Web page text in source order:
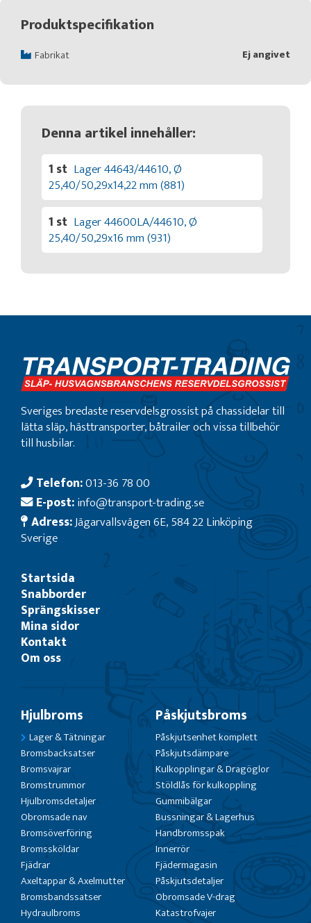
Produktspecifikation
Fabrikat Ej angivet
Denna artikel innehåller:
1 st Lager 44643/44610, Ø
25,40/50,29x14,22 mm (881)
1 st Lager 44600LA/44610, Ø
25,40/50,29x16 mm (931)
Sveriges bredaste reservdelsgrossist på chassidelar till
lätta släp, hästtransporter, båtrailer och vissa tillbehör
till husbilar.
Telefon:013-36 78 00
E-post:info@transport-trading.se
Adress:Jägarvallsvägen 6E, 584 22 Linköping
Sverige
Startsida
Snabborder
Sprängskisser
Mina sidor
Kontakt
Om oss
Hjulbroms
Lager & Tätningar
Bromsbacksatser
Bromsvajrar
Bromstrummor
Hjulbromsdetaljer
Obromsade nav
Bromsöverföring
Bromssköldar
Fjädrar
Axeltappar & Axelmutter
Bromsbandssatser
Hydraulbroms
Påskjutsbroms
Påskjutsenhet komplett
Påskjutsdämpare
Kulkopplingar & Dragöglor
Stöldlås för kulkoppling
Gummibälgar
Bussningar & Lagerhus
Handbromsspak
Innerrör
Fjädermagasin
Påskjutsdetaljer
Obromsade V-drag
Katastrofvajer